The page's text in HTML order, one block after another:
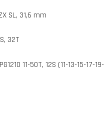
SL, 31,6 mm
32T
11-50T, 12S (11-13-15-17-19-